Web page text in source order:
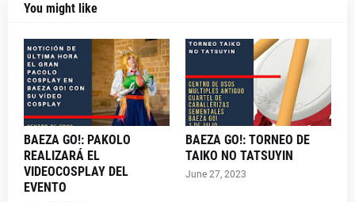
You might like
BAEZA GO!: PAKOLO
REALIZARÁ EL
VIDEOCOSPLAY DEL
EVENTO
BAEZA GO!: TORNEO DE
TAIKO NO TATSUYIN
June 27, 2023